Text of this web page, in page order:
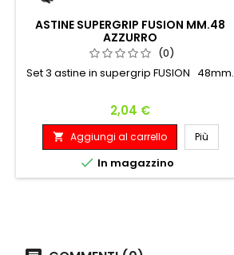
ASTINE SUPERGRIP FUSION MM.48
AZZURRO
(0)
Set 3 astine in supergrip FUSION 48mm.
Prezzo
2,04 €
 Aggiungi al carrello Più
 In magazzino